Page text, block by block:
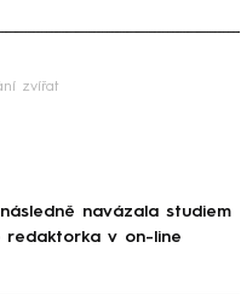
zvířat
navázala studiem
redaktorka v on-line